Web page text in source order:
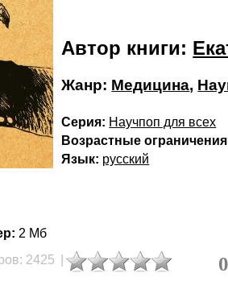
Автор книги:
Жанр: Медицина,
Серия: Научпоп для всех
Возрастные
Язык: русский
2 Мб
2425 0